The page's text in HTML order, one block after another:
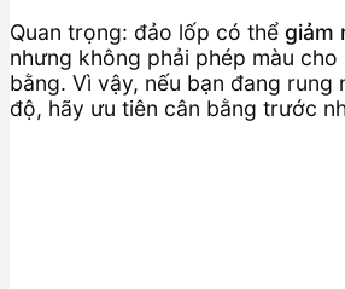
Quan trọng: đảo lốp có thể giảm
nhưng không phải phép màu
bằng. Vì vậy, nếu bạn đang rung
độ, hãy ưu tiên cân bằng trước